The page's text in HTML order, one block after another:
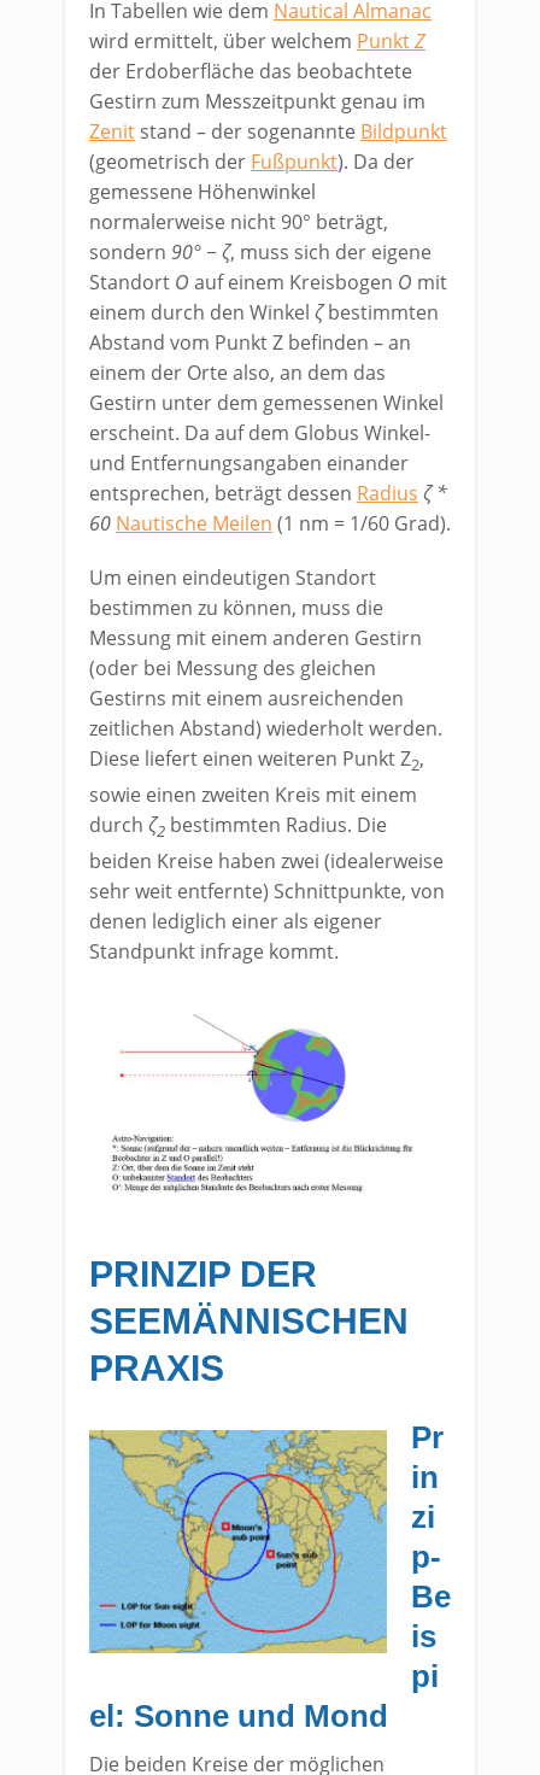
In Tabellen wie dem Nautical Almanac
wird ermittelt, über welchem PunktZ
der Erdoberfläche das beobachtete
Gestirn zum Messzeitpunkt genau im
Zenit stand – der sogenannte Bildpunkt
(geometrisch der Fußpunkt). Da der
gemessene Höhenwinkel
normalerweise nicht 90° beträgt,
sondern 90° − ζ, muss sich der eigene
Standort O auf einem Kreisbogen O mit
einem durch den Winkel ζbestimmten
Abstand vom Punkt Z befinden – an
einem der Orte also, an dem das
Gestirn unter dem gemessenen Winkel
erscheint. Da auf dem Globus Winkel-
und Entfernungsangaben einander
entsprechen, beträgt dessen Radius ζ *
60 Nautische Meilen (1 nm = 1/60 Grad).
Um einen eindeutigen Standort
bestimmen zu können, muss die
Messung mit einem anderen Gestirn
(oder bei Messung des gleichen
Gestirns mit einem ausreichenden
zeitlichen Abstand) wiederholt werden.
Diese liefert einen weiteren Punkt Z2,
sowie einen zweiten Kreis mit einem
durch ζ2 bestimmten Radius. Die
beiden Kreise haben zwei (idealerweise
sehr weit entfernte) Schnittpunkte, von
denen lediglich einer als eigener
Standpunkt infrage kommt.
PRINZIP DER
SEEMÄNNISCHEN
PRAXIS
Pr
in
zi
p-
Be
is
pi
el: Sonne und Mond
Die beiden Kreise der möglichen